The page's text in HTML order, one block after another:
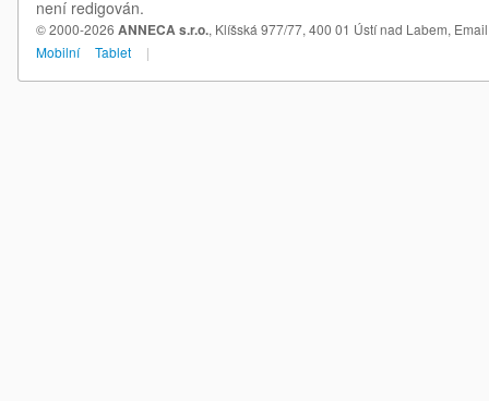
není redigován.
© 2000-2026 ANNECA s.r.o., Klíšská 977/77, 400 01 Ústí nad Labem,
Mobilní
Tablet |